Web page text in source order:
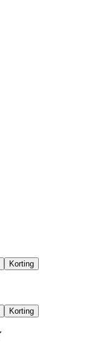
Korting
Korting